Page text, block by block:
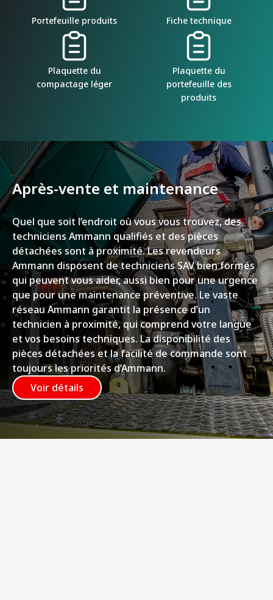
Portefeuille produits Fiche technique
Plaquette du
compactage léger
Plaquette du
portefeuille des
produits
Après-vente et maintenance
Quel que soit l’endroit où vous vous trouvez, des
techniciens Ammann qualifiés et des pièces
détachées sont à proximité. Les revendeurs
Ammann disposent de techniciens SAV bien formés
qui peuvent vous aider, aussi bien pour une urgence
que pour une maintenance préventive. Le vaste
réseau Ammann garantit la présence d’un
technicien à proximité, qui comprend votre langue
et vos besoins techniques. La disponibilité des
pièces détachées et la facilité de commande sont
toujours les priorités d’Ammann.
Voir détails